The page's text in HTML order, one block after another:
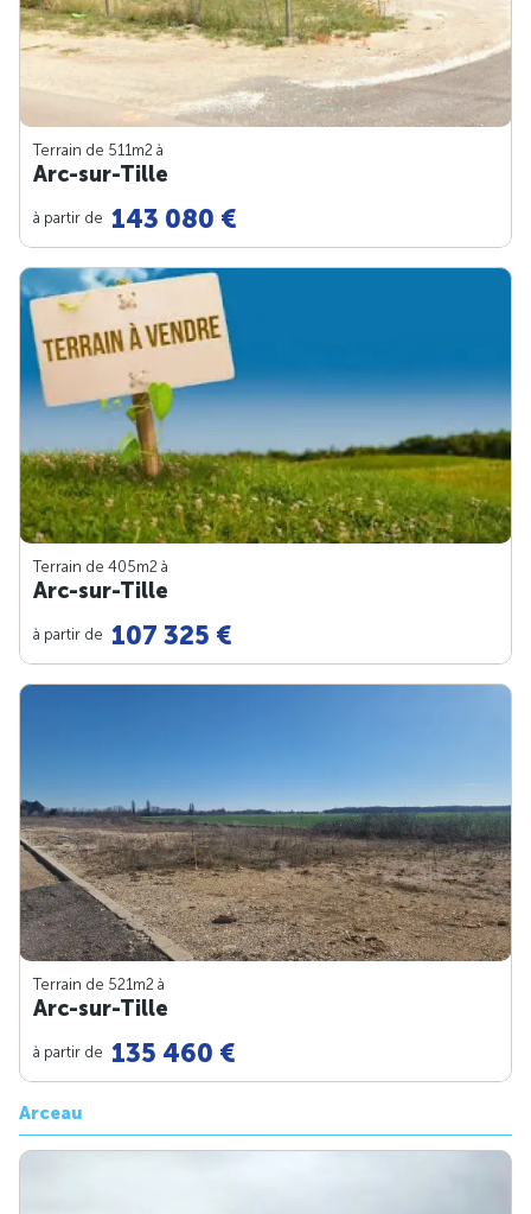
Terrain de 511m2 à
Arc-sur-Tille
à partir de 143 080 €
Terrain de 405m2 à
Arc-sur-Tille
à partir de 107 325 €
Terrain de 521m2 à
Arc-sur-Tille
à partir de 135 460 €
Arceau